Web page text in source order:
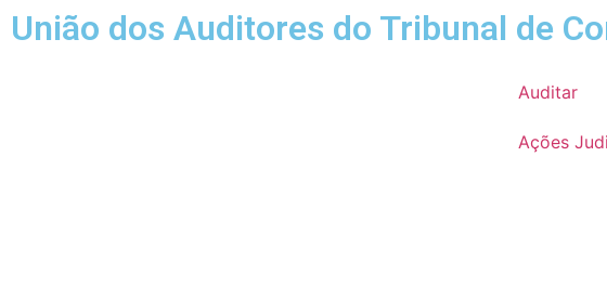
União dos Auditores do Tribunal de
Auditar
Ações